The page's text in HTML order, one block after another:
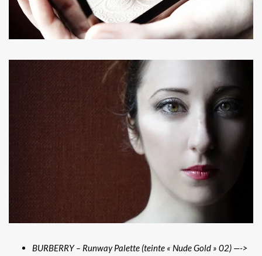
BURBERRY – Runway Palette (teinte « Nude Gold » 02) —->